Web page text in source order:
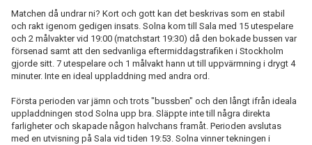
Matchen då undrar ni? Kort och gott kan det beskrivas som en stabil
och rakt igenom gedigen insats. Solna kom till Sala med 15 utespelare
och 2 målvakter vid 19:00 (matchstart 19:30) då den bokade bussen var
försenad samt att den sedvanliga eftermiddagstrafiken i Stockholm
gjorde sitt. 7 utespelare och 1 målvakt hann ut till uppvärmning i drygt 4
minuter. Inte en ideal uppladdning med andra ord.
Första perioden var jämn och trots "bussben" och den långt ifrån ideala
uppladdningen stod Solna upp bra. Släppte inte till några direkta
farligheter och skapade någon halvchans framåt. Perioden avslutas
med en utvisning på Sala vid tiden 19:53. Solna vinner tekningen i